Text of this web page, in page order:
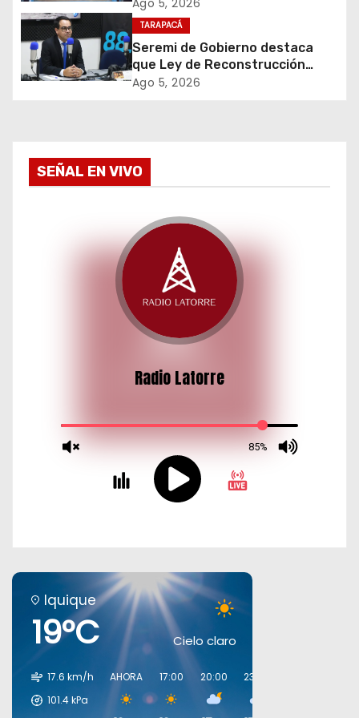
e
e
n
a
millones*
TARAPACÁ
Seremi de Gobierno destaca
que Ley de Reconstrucción
Nacional impulsará la inversión
Ago 5, 2026
SEÑAL EN VIVO
Iquique
19°C Cielo claro
17.6 km/h
101.4kPa
AHORA 17:00 20:00 23:00